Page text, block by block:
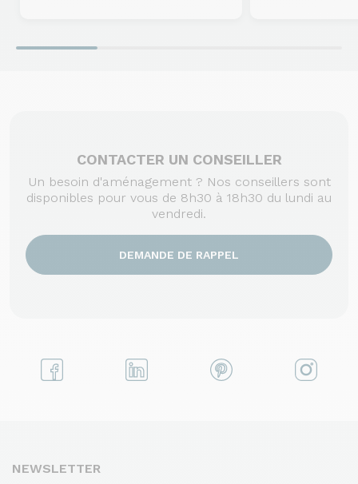
CONTACTER UN CONSEILLER
Un besoin d'aménagement ? Nos conseillers sont
disponibles pour vous de 8h30 à 18h30 du lundi au
vendredi.
DEMANDE DE RAPPEL
NEWSLETTER